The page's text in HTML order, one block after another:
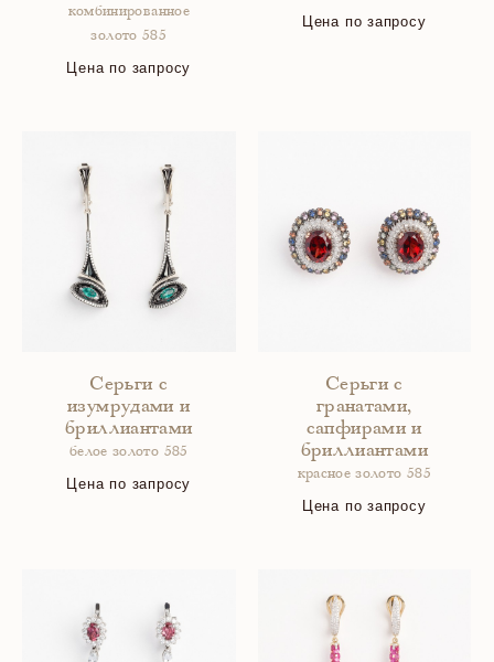
комбинированное
золото 585
Цена по запросу
Цена по запросу
Серьги с
изумрудами и
бриллиантами
белое золото 585
Цена по запросу
Серьги с
гранатами,
сапфирами и
бриллиантами
красное золото 585
Цена по запросу